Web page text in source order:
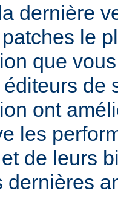
dernière
le
que
de
ont
les
de leurs
dernières